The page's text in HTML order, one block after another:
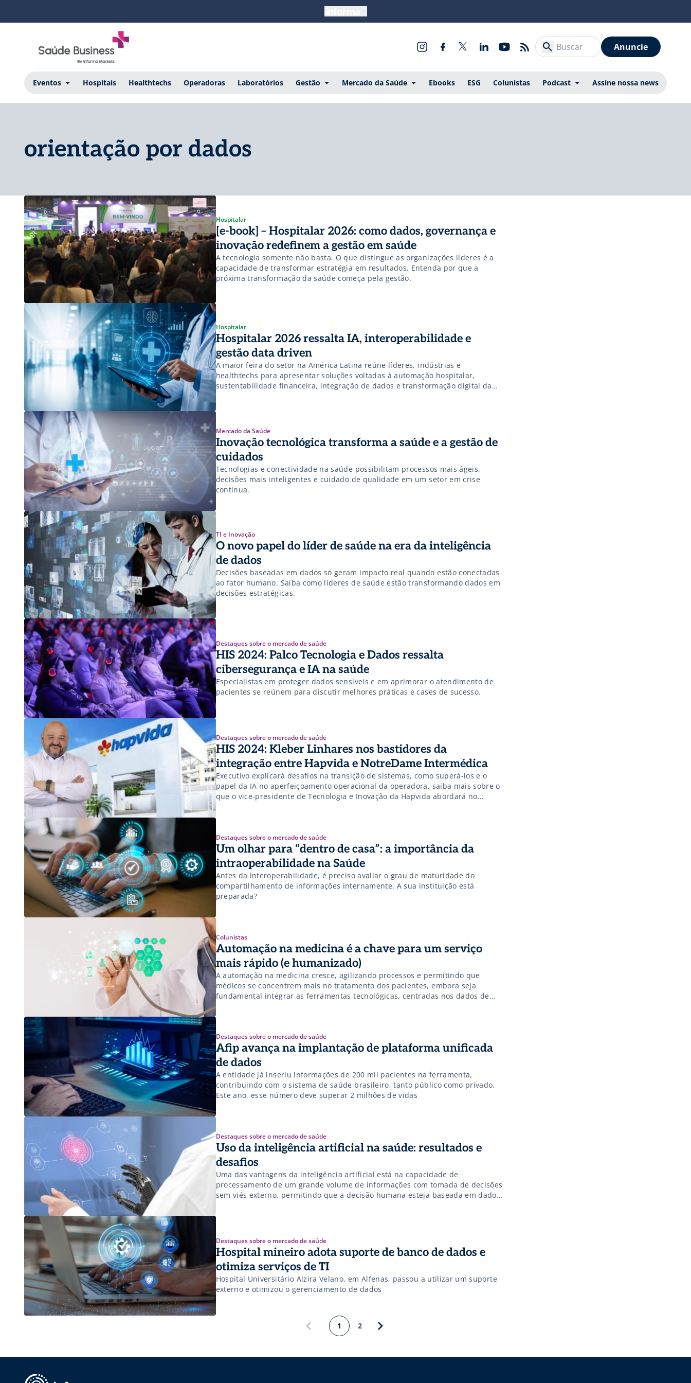
Anuncie
Eventos Hospitais Healthtechs Operadoras Laboratórios Gestão Mercado da Saúde Ebooks ESG Colunistas Podcast Assine nossa news
orientação por dados
Hospitalar
[e-book] – Hospitalar 2026: como dados, governança e
inovação redefinem a gestão em saúde
A tecnologia somente não basta. O que distingue as organizações líderes é a
capacidade de transformar estratégia em resultados. Entenda por que a
próxima transformação da saúde começa pela gestão.
Hospitalar
Hospitalar 2026 ressalta IA, interoperabilidade e
gestão data driven
A maior feira do setor na América Latina reúne líderes, indústrias e
healthtechs para apresentar soluções voltadas à automação hospitalar,
sustentabilidade financeira, integração de dados e transformação digital da
Mercado da Saúde
Inovação tecnológica transforma a saúde e a gestão de
cuidados
Tecnologias e conectividade na saúde possibilitam processos mais ágeis,
decisões mais inteligentes e cuidado de qualidade em um setor em crise
contínua.
TI e Inovação
O novo papel do líder de saúde na era da inteligência
de dados
Decisões baseadas em dados só geram impacto real quando estão conectadas
ao fator humano. Saiba como líderes de saúde estão transformando dados em
decisões estratégicas.
Destaques sobre o mercado de saúde
HIS 2024: Palco Tecnologia e Dados ressalta
cibersegurança e IA na saúde
Especialistas em proteger dados sensíveis e em aprimorar o atendimento de
pacientes se reúnem para discutir melhores práticas e cases de sucesso.
Destaques sobre o mercado de saúde
HIS 2024: Kleber Linhares nos bastidores da
integração entre Hapvida e NotreDame Intermédica
Executivo explicará desafios na transição de sistemas, como superá-los e o
papel da IA no aperfeiçoamento operacional da operadora, saiba mais sobre o
que o vice-presidente de Tecnologia e Inovação da Hapvida abordará no
evento!
Destaques sobre o mercado de saúde
Um olhar para “dentro de casa”: a importância da
intraoperabilidade na Saúde
Antes da interoperabilidade, é preciso avaliar o grau de maturidade do
compartilhamento de informações internamente. A sua instituição está
preparada?
Colunistas
Automação na medicina é a chave para um serviço
mais rápido (e humanizado)
A automação na medicina cresce, agilizando processos e permitindo que
médicos se concentrem mais no tratamento dos pacientes, embora seja
fundamental integrar as ferramentas tecnológicas, centradas nos dados de
pacientes para otimizar seu uso.
Destaques sobre o mercado de saúde
Afip avança na implantação de plataforma unificada
de dados
A entidade já inseriu informações de 200 mil pacientes na ferramenta,
contribuindo com o sistema de saúde brasileiro, tanto público como privado.
Este ano, esse número deve superar 2 milhões de vidas
Destaques sobre o mercado de saúde
Uso da inteligência artificial na saúde: resultados e
desafios
Uma das vantagens da inteligência artificial está na capacidade de
processamento de um grande volume de informações com tomada de decisões
sem viés externo, permitindo que a decisão humana esteja baseada em dados
Destaques sobre o mercado de saúde
Hospital mineiro adota suporte de banco de dados e
otimiza serviços de TI
Hospital Universitário Alzira Velano, em Alfenas, passou a utilizar um suporte
externo e otimizou o gerenciamento de dados
1 2